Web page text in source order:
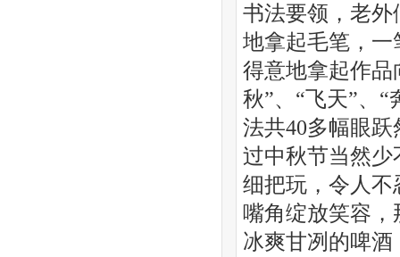
书法要领，老
地拿起毛笔，一
得意地拿起作品
秋”、“飞天”、
法共40多幅眼跃
过中秋节当然
细把玩，令人
嘴角绽放笑容
冰爽甘冽的啤